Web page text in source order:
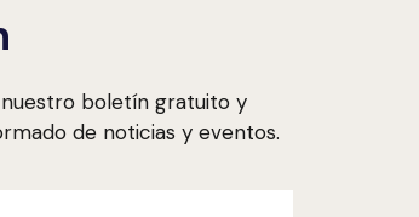
boletín gratuito y
de noticias y eventos.